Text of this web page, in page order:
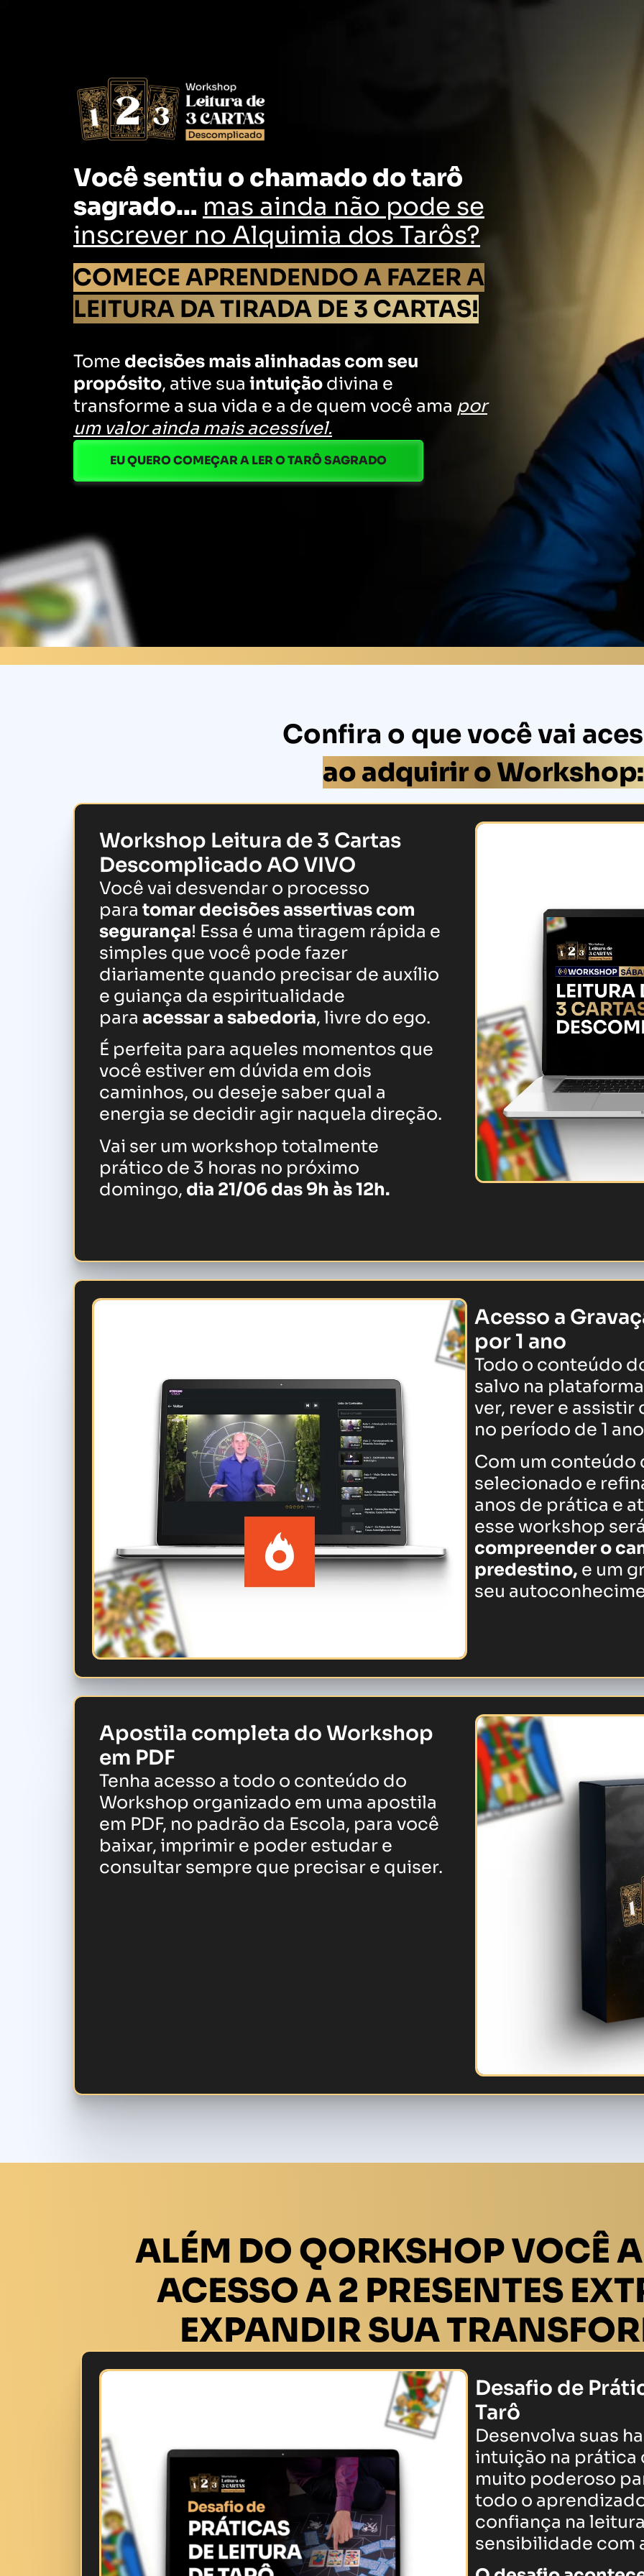
Você sentiu o chamado do tarô
sagrado… mas ainda não pode se
inscrever no Alquimia dos Tarôs?
COMECE APRENDENDO A FAZER A
LEITURA DA TIRADA DE 3 CARTAS!
Tome decisões mais alinhadas com seu
propósito, ative sua intuição divina e
transforme a sua vida e a de quem você ama por
um valor ainda mais acessível.
EU QUERO COMEÇAR A LER O TARÔ SAGRADO
Confira o que você vai
ao adquirir o Workshop:
Workshop Leitura de 3 Cartas
Descomplicado AO VIVO
Você vai desvendar o processo
para tomar decisões assertivas com
segurança! Essa é uma tiragem rápida e
simples que você pode fazer
diariamente quando precisar de auxílio
e guiança da espiritualidade
para acessar a sabedoria, livre do ego.
É perfeita para aqueles momentos que
você estiver em dúvida em dois
caminhos, ou deseje saber qual a
energia se decidir agir naquela direção.
Vai ser um workshop totalmente
prático de 3 horas no próximo
domingo, dia 21/06 das 9h às 12h.
Acesso a
por 1 ano
Todo o conteúdo
salvo na
ver, rever e assistir
no período de 1
Com um
selecionado e
anos de prática e
esse workshop
compreender o
predestino, e um
seu
Apostila completa do Workshop
em PDF
Tenha acesso a todo o conteúdo do
Workshop organizado em uma apostila
em PDF, no padrão da Escola, para você
baixar, imprimir e poder estudar e
consultar sempre que precisar e quiser.
ALÉM DO QORKSHOP VOCÊ
ACESSO A 2 PRESENTES
EXPANDIR SUA
Desafio de
Tarô
Desenvolva suas
intuição na prática
muito poderoso
todo o
confiança na
sensibilidade com